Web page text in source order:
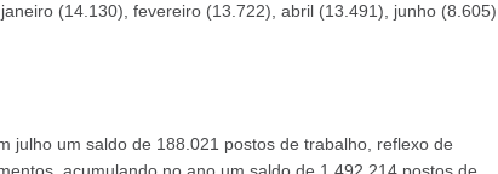
(14.130), fevereiro (13.722), abril (13.491), junho (8.605),
julho um saldo de 188.021 postos de trabalho, reflexo de